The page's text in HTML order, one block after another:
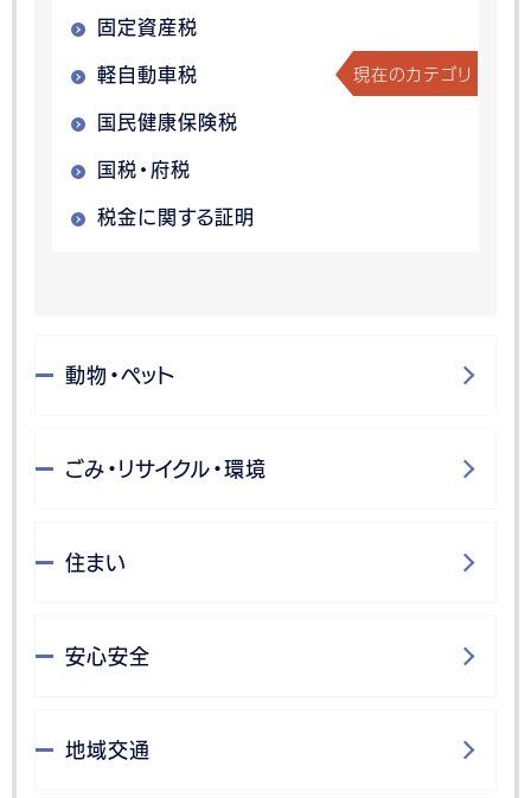
固定資産税
軽自動車税 現在のカテゴリ
国民健康保険税
国税・府税
税金に関する証明
動物・ペット
ごみ・リサイクル・環境
住まい
安心安全
地域交通